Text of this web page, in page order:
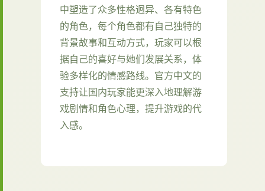
中塑造了众多性格迥异、各有特色
的角色，每个角色都有自己独特的
背景故事和互动方式，玩家可以根
据自己的喜好与她们发展关系，体
验多样化的情感路线。官方中文的
支持让国内玩家能更深入地理解游
戏剧情和角色心理，提升游戏的代
入感。